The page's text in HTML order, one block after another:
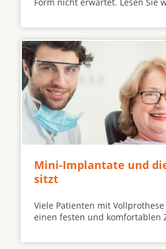
Mini-Implantate und
sitzt
Viele Patienten mit
einen festen und komfortablen